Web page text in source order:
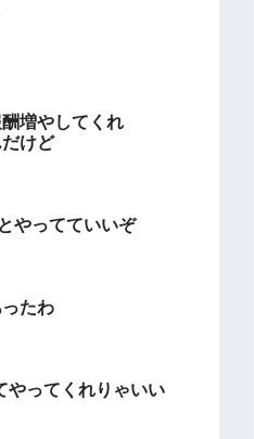
増やしてくれ
けど
やってていいぞ
たわ
やってくれりゃいい